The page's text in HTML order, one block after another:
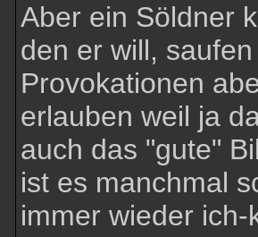
Aber ein Söldner
den er will,
Provokationen
erlauben weil ja
auch das "gute"
ist es manchmal
immer wieder